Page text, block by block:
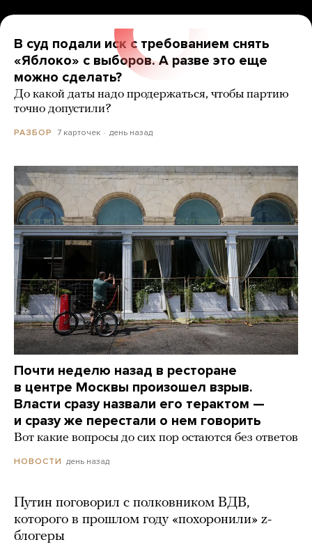
В суд подали иск с требованием снять
«Яблоко» с выборов. А разве это еще
можно сделать?
До какой даты надо продержаться, чтобы партию
точно допустили?
РАЗБОР 7 карточек день назад
Почти неделю назад в ресторане
в центре Москвы произошел взрыв.
Власти сразу назвали его терактом —
и сразу же перестали о нем говорить
Вот какие вопросы до сих пор остаются без ответов
НОВОСТИ день назад
Путин поговорил с полковником ВДВ,
которого в прошлом году «похоронили» z-
блогеры